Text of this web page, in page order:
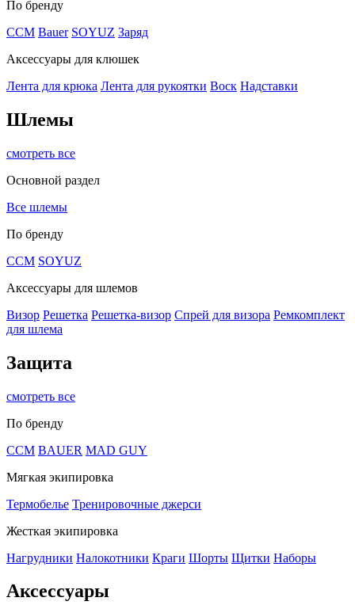
По бренду
CCM Bauer SOYUZ Заряд
Аксессуары для клюшек
Лента для крюка Лента для рукоятки Воск Надставки
Шлемы
смотреть все
Основной раздел
Все шлемы
По бренду
CCM SOYUZ
Аксессуары для шлемов
Визор Решетка Решетка-визор Спрей для визора Ремкомплект
для шлема
Защита
смотреть все
По бренду
CCM BAUER MAD GUY
Мягкая экипировка
Термобелье Тренировочные джерси
Жесткая экипировка
Нагрудники Налокотники Краги Шорты Щитки Наборы
Аксессуары